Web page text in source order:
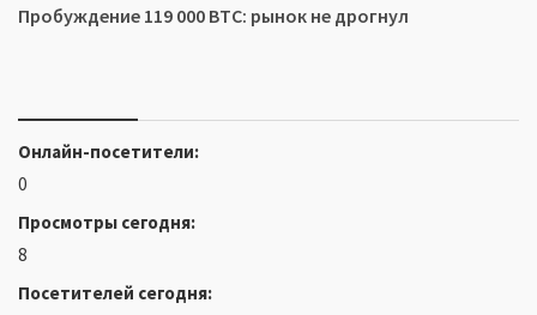
Пробуждение 119 000 BTC: рынок не дрогнул
Онлайн-посетители:
0
Просмотры сегодня:
8
Посетителей сегодня: